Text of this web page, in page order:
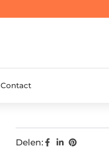
Contact
Delen: